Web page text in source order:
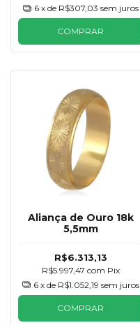
6 x de R$307,03 sem juros
COMPRAR
Aliança de Ouro 18k
5,5mm
R$6.313,13
R$5.997,47 com Pix
6 x de R$1.052,19 sem juros
COMPRAR